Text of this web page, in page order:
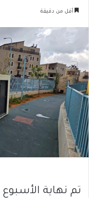
أقل من دقيقة
تم نهاية